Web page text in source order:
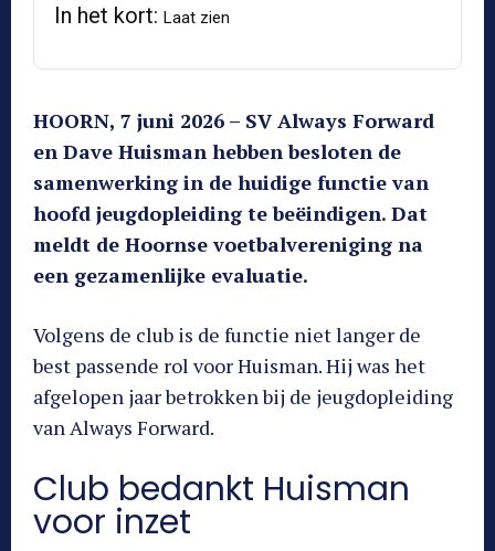
In het kort: Laat zien
HOORN, 7 juni 2026 – SV Always Forward
en Dave Huisman hebben besloten de
samenwerking in de huidige functie van
hoofd jeugdopleiding te beëindigen. Dat
meldt de Hoornse voetbalvereniging na
een gezamenlijke evaluatie.
Volgens de club is de functie niet langer de
best passende rol voor Huisman. Hij was het
afgelopen jaar betrokken bij de jeugdopleiding
van Always Forward.
Club bedankt Huisman
voor inzet